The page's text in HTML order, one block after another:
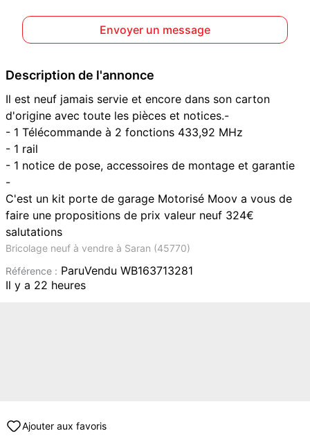
Envoyer un message
Description de l'annonce
Il est neuf jamais servie et encore dans son carton
d'origine avec toute les pièces et notices.-
- 1 Télécommande à 2 fonctions 433,92 MHz
- 1 rail
- 1 notice de pose, accessoires de montage et garantie
-
C'est un kit porte de garage Motorisé Moov a vous de
faire une propositions de prix valeur neuf 324€
salutations
Bricolage neuf à vendre à Saran (45770)
Référence : ParuVendu WB163713281
Il y a 22 heures
Ajouter aux favoris